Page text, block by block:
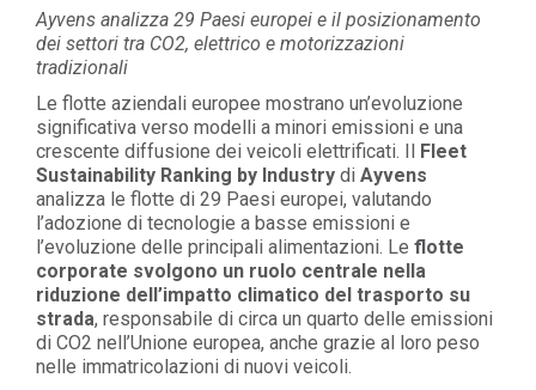
Ayvens analizza 29 Paesi europei e il posizionamento
dei settori tra CO2, elettrico e motorizzazioni
tradizionali
Le flotte aziendali europee mostrano un’evoluzione
significativa verso modelli a minori emissioni e una
crescente diffusione dei veicoli elettrificati. Il
Fleet
Sustainability Ranking by Industry di Ayvens
analizza le flotte di 29 Paesi europei, valutando
l’adozione di tecnologie a basse emissioni e
l’evoluzione delle principali alimentazioni. Le flotte
corporate svolgono un ruolo centrale nella
riduzione dell’impatto climatico del trasporto su
strada, responsabile di circa un quarto delle emissioni
di CO2 nell’Unione europea, anche grazie al loro peso
nelle immatricolazioni di nuovi veicoli.